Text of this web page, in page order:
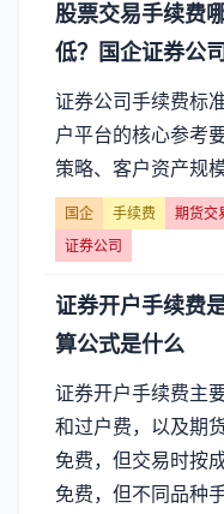
股票交易手续费
低？国企证券公
证券公司手续费标
户平台的核心参考
策略、客户资产规
国企 手续费 期货交
证券公司
证券开户手续费
算公式是什么
证券开户手续费主
和过户费，以及期
免费，但交易时按
免费，但不同品种